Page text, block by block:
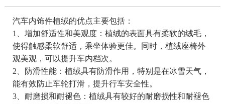
汽车内饰件植绒的优点主要包括：
1、增加舒适性和美观度：植绒的表面具有柔软的绒毛，
使得触感柔软舒适，乘坐体验更佳。同时，植绒座椅外
观美观，可以提升车内档次。
2、防滑性能：植绒具有防滑作用，特别是在冰雪天气，
能有效防止车轮打滑，提升行车安全性。
3、耐磨损和耐褪色：植绒具有较好的耐磨损性和耐褪色